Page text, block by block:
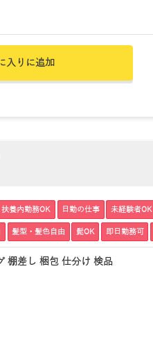
入りに追加
扶養内勤務OK 日勤の仕事 未経験者OK
髪型・髪色自由 髭OK 即日勤務可
棚差し 梱包 仕分け 検品